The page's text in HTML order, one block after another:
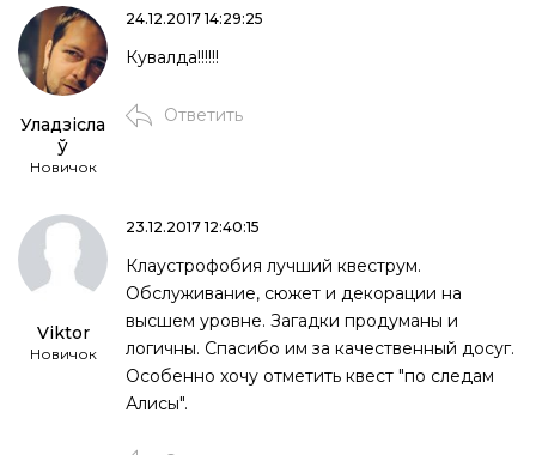
Уладзісла
ў
Новичок
24.12.2017 14:29:25
Кувалда!!!!!!
Ответить
Viktor
Новичок
23.12.2017 12:40:15
Клаустрофобия лучший квеструм.
Обслуживание, сюжет и декорации на
высшем уровне. Загадки продуманы и
логичны. Спасибо им за качественный досуг.
Особенно хочу отметить квест "по следам
Алисы".